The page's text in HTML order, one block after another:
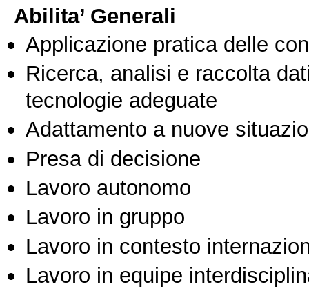
Abilita’ Generali
Applicazione pratica delle
Ricerca, analisi e raccolta
tecnologie adeguate
Adattamento a nuove
Presa di decisione
Lavoro autonomo
Lavoro in gruppo
Lavoro in contesto
Lavoro in equipe